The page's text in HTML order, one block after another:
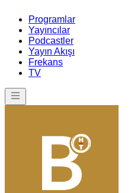
Programlar
Yayıncılar
Podcastler
Yayın Akışı
Frekans
TV